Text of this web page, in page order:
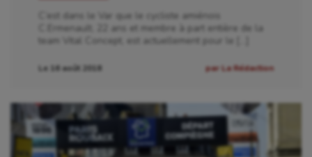
Pétanque
Plongée
Roller-derby
Sarbacane
C’est dans le Var que le cycliste amiénois
C.Ermenault, 22 ans et membre à part entière de la
team Vital Concept, est actuellement pour le […]
Le 16 août 2018 par La Rédaction